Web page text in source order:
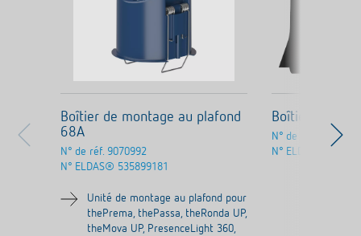
Boîtier de montage au plafond
68A
N° de réf. 9070992
N° ELDAS® 535899181
Unité de montage au plafond pour
thePrema, thePassa, theRonda UP,
theMova UP, PresenceLight 360,
Boîtier saillie
N° de réf.
9070600
N° ELDAS®